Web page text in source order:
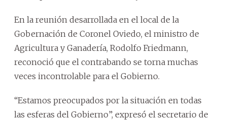
En la reunión desarrollada en el local de la
Gobernación de Coronel Oviedo, el ministro de
Agricultura y Ganadería, Rodolfo Friedmann,
reconoció que el contrabando se torna muchas
veces incontrolable para el Gobierno.
“Estamos preocupados por la situación en todas
las esferas del Gobierno”, expresó el secretario de